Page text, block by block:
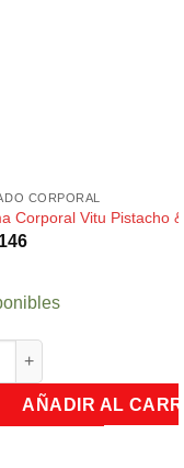
cantidad
CORPORAL
Corporal Vitu Pistacho
Corporal Vitu Pistacho
AÑADIR AL